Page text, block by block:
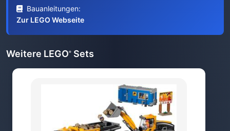
Bauanleitungen:
Zur LEGO Webseite
Weitere LEGO® Sets